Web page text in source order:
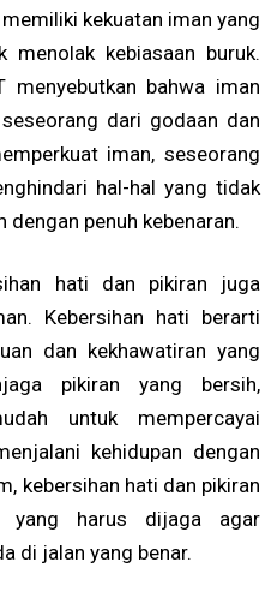
kekuatan iman yang
menolak kebiasaan buruk.
menyebutkan bahwa iman
dari godaan dan
iman, seseorang
hal-hal yang tidak
dengan penuh kebenaran.
hati dan pikiran juga
Kebersihan hati berarti
dan kekhawatiran yang
pikiran yang bersih,
untuk mempercayai
kehidupan dengan
kebersihan hati dan pikiran
yang harus dijaga agar
di jalan yang benar.